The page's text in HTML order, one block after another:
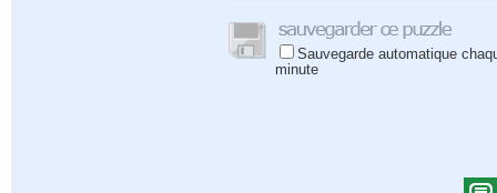
Sauvegarde automatique
minute